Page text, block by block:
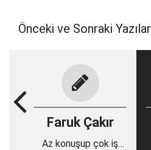
Önceki ve Sonraki Yazılar
Faruk Çakır
Az konuşup çok iş